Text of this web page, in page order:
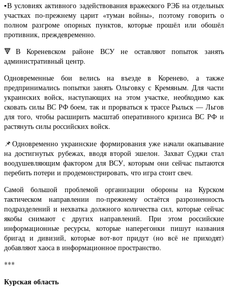
▪️В условиях активного задействования вражеского РЭБ на отдельных
участках по-прежнему царит «туман войны», поэтому говорить о
полном разгроме опорных пунктов, которые прошёл или обошёл
противник, преждевременно.
🔻 В Кореневском районе ВСУ не оставляют попыток занять
административный центр.
Одновременные бои велись на въезде в Коренево, а также
предпринимались попытки занять Ольговку с Кремяным. Для части
украинских войск, наступающих на этом участке, необходимо как
сковать силы ВС РФ боем, так и прорваться к трассе Рыльск — Льгов
для того, чтобы расширить масштаб оперативного кризиса ВС РФ и
растянуть силы российских войск.
📌Одновременно украинские формирования уже начали окапывание
на достигнутых рубежах, вводя второй эшелон. Захват Суджи стал
воодушевляющим фактором для ВСУ, которым они сейчас пытаются
перебить потери и продемонстрировать, что игра стоит свеч.
Самой большой проблемой организации обороны на Курском
тактическом направлении по-прежнему остаётся разрозненность
подразделений и нехватка должного количества сил, которые сейчас
якобы снимают с других направлений. При этом российские
информационные ресурсы, которые наперегонки пишут названия
бригад и дивизий, которые вот-вот придут (но всё не приходят)
добавляют хаоса в информационное пространство.
***
Курская область